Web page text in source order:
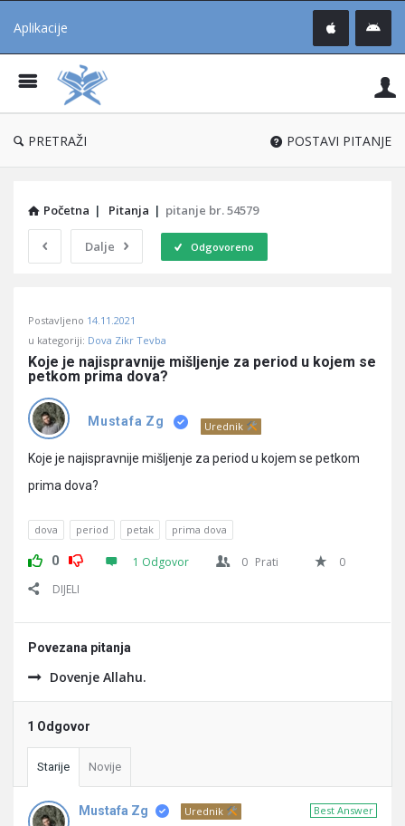
Aplikacije
®
PRETRAŽI POSTAVI PITANJE
Početna | Pitanja | pitanje br. 54579
Dalje Odgovoreno
Učene
Latest
Pitanja
Postavljeno 14.11.2021
u kategoriji: Dova Zikr Tevba
Koje je najispravnije mišljenje za period u kojem se
petkom prima dova?
Mustafa Zg Urednik
Koje je najispravnije mišljenje za period u kojem se petkom
prima dova?
dova period petak prima dova
0 1 Odgovor 0 Prati
0
DIJELI
Povezana pitanja
Dovenje Allahu.
1 Odgovor
Starije Novije
Best Answer
Mustafa Zg
Urednik